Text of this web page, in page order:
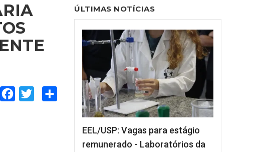
Facebook
Twitter
ÚLTIMAS NOTÍCIAS
EEL/USP: Vagas para estágio
remunerado - Laboratórios da